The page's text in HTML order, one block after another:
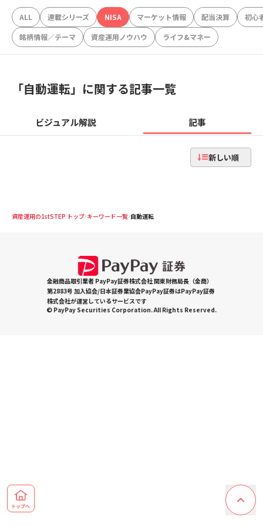
ALL 連載シリーズ NISA マーケット情報 配当決算
初心
銘柄情報／テーマ
資産運用ノウハウ ライフ&マネー
「自動運転」に関する記事一覧
ビジュアル解説 記事
新しい順
資産運用の1stSTEP トップ キーワード一覧 自動運転
金融商品取引業者 PayPay証券株式会社 関東財務局長（金商）
第2883号 加入協会/日本証券業協会PayPay証券はPayPay証券
株式会社が運営しているサービスです
© PayPay Securities Corporation. All Rights Reserved.